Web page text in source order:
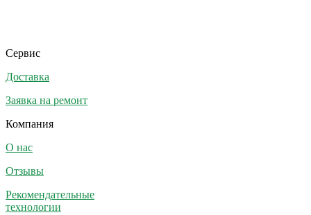
Сервис
Доставка
Заявка на ремонт
Компания
О нас
Отзывы
Рекомендательные
технологии